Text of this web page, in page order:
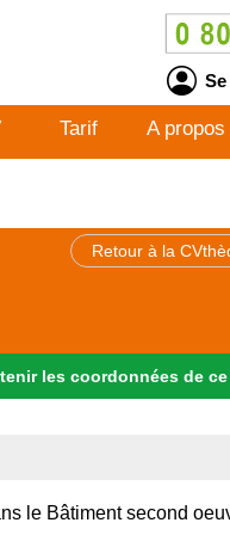
Tarif A propos
Retour à la
les coordonnées de
le Bâtiment second